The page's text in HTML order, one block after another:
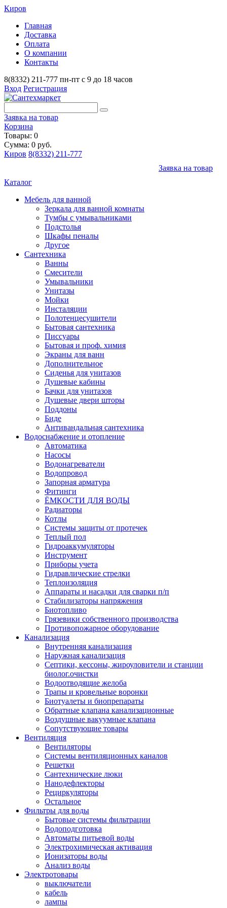
Киров
Главная
Доставка
Оплата
О компании
Контакты
8(8332) 211-777 пн-пт с 9 до 18 часов
Вход Регистрация
Заявка на товар
Корзина
Товары: 0
Сумма: 0 руб.
Киров 8(8332) 211-777
Заявка на товар
Каталог
Мебель для ванной
Зеркала для ванной комнаты
Тумбы с умывальниками
Подстолья
Шкафы пеналы
Другое
Сантехника
Ванны
Смесители
Умывальники
Унитазы
Мойки
Инсталяции
Полотенцесушители
Бытовая сантехника
Писсуары
Бытовая и проф. химия
Экраны для ванн
Дополнительное
Сиденья для унитазов
Душевые кабины
Бачки для унитазов
Душевые двери шторы
Поддоны
Биде
Антивандальная сантехника
Водоснабжение и отопление
Автоматика
Насосы
Водонагреватели
Водопровод
Запорная арматура
Фитинги
ЁМКОСТИ ДЛЯ ВОДЫ
Радиаторы
Котлы
Системы защиты от протечек
Теплый пол
Гидроаккумуляторы
Инструмент
Приборы учета
Гидравлические стрелки
Теплоизоляция
Аппараты и насадки для сварки п/п
Стабилизаторы напряжения
Биотопливо
Грязевики собственного производства
Противопожарное оборудование
Канализация
Внутренняя канализация
Наружная канализация
Септики, кессоны, жироуловители и станции
биолог.очистки
Водоотводящие желоба
Трапы и кровельные воронки
Биотуалеты и биопрепараты
Обратные клапана канализационные
Воздушные вакуумные клапана
Сопутствующие товары
Вентиляция
Вентиляторы
Системы вентиляционных каналов
Решетки
Сантехнические люки
Нанодефлекторы
Рециркуляторы
Остальное
Фильтры для воды
Бытовые системы фильтрации
Водоподготовка
Автоматы питьевой воды
Электрохимическая активация
Ионизаторы воды
Анализ воды
Электротовары
выключатели
кабель
лампы